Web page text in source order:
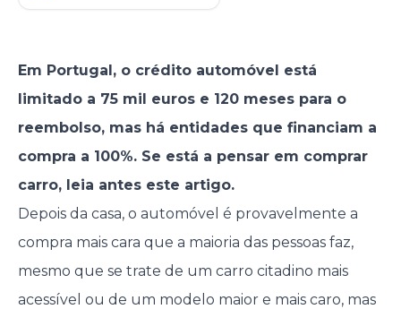
Em Portugal, o crédito automóvel está
limitado a 75 mil euros e 120 meses para o
reembolso, mas há entidades que financiam a
compra a 100%. Se está a pensar em comprar
carro, leia antes este artigo.
Depois da casa, o automóvel é provavelmente a
compra mais cara que a maioria das pessoas faz,
mesmo que se trate de um carro citadino mais
acessível ou de um modelo maior e mais caro, mas